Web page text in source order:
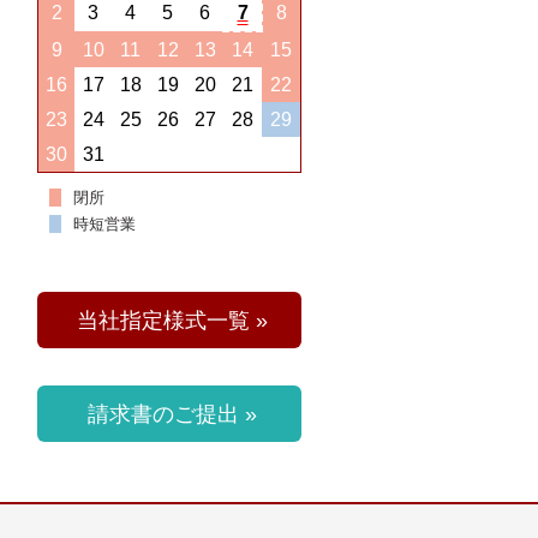
2
3 4 5 6 7
8
9
10 11 12 13 14
15
16
17 18 19 20 21
22
23
24 25 26 27 28
29
30
31
閉所
時短営業
当社指定様式一覧 »
請求書のご提出 »